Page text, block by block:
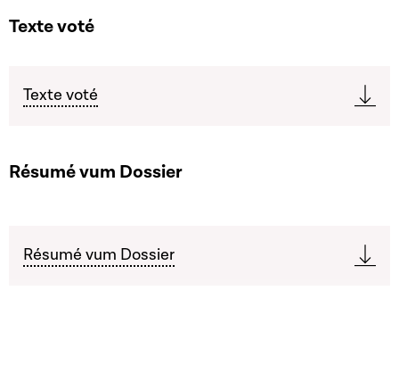
Texte voté
Texte voté
Résumé vum Dossier
Résumé vum Dossier